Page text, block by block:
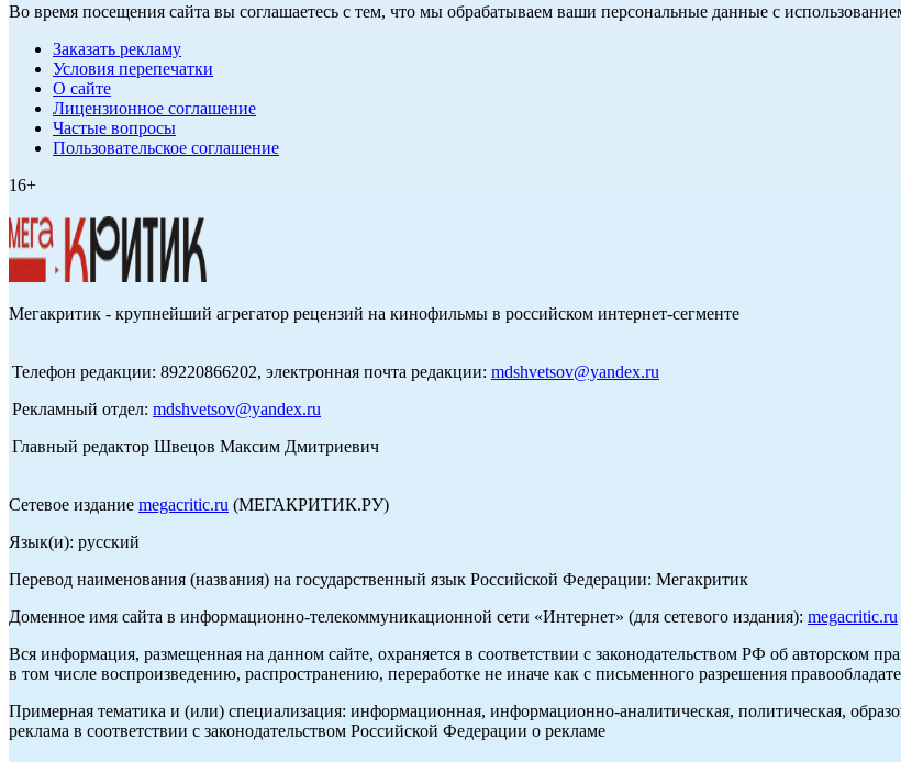
Во время посещения сайта вы соглашаетесь с тем, что мы обрабатываем ваши персональные данные с
Заказать рекламу
Условия перепечатки
О сайте
Лицензионное соглашение
Частые вопросы
Пользовательское соглашение
16+
Мегакритик - крупнейший агрегатор рецензий на кинофильмы в российском интернет-сегменте
Телефон редакции: 89220866202, электронная почта редакции: mdshvetsov@yandex.ru
Рекламный отдел: mdshvetsov@yandex.ru
Главный редактор Швецов Максим Дмитриевич
Сетевое издание megacritic.ru (МЕГАКРИТИК.РУ)
Язык(и): русский
Перевод наименования (названия) на государственный язык Российской Федерации: Мегакритик
Доменное имя сайта в информационно-телекоммуникационной сети «Интернет» (для сетевого издания): megacritic.ru
Вся информация, размещенная на данном сайте, охраняется в соответствии с законодательством РФ об авторском
в том числе воспроизведению, распространению, переработке не иначе как с письменного разрешения
Примерная тематика и (или) специализация: информационная, информационно-аналитическая, политическая,
реклама в соответствии с законодательством Российской Федерации о рекламе